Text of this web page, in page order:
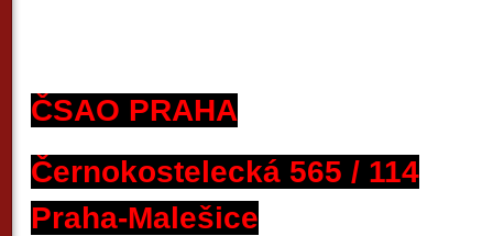
ČSAO PRAHA
Černokostelecká 565 / 114
Praha-Malešice